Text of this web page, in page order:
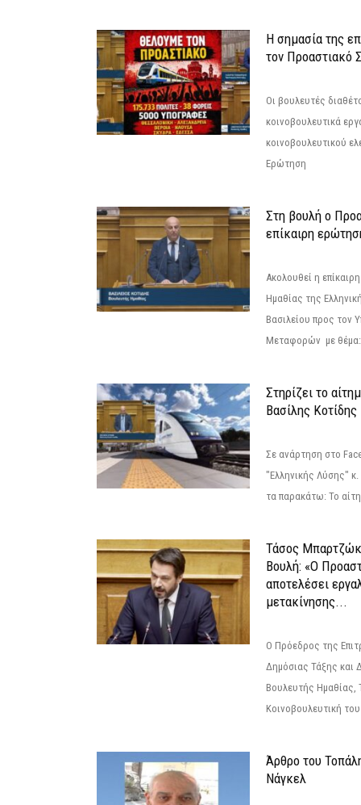
Η σημασία της
τον Προαστιακό
Οι βουλευτές
κοινοβουλευτικά
κοινοβουλευτικού
Ερώτηση
Στη βουλή ο
επίκαιρη
Ακολουθεί η
Ημαθίας της
Βασιλείου προς τον
Μεταφορών με θέμα:
Στηρίζει το
Βασίλης Κοτίδης
Σε ανάρτηση στο
"Ελληνικής Λύσης"
τα παρακάτω: Το
Τάσος
Βουλή: «Ο
αποτελέσει
μετακίνησης...
Ο Πρόεδρος της
Δημόσιας Τάξης και
Βουλευτής
Κοινοβουλευτική
Άρθρο του
Νάγκελ